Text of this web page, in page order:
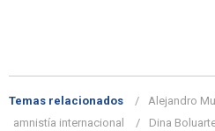
Temas relacionados
Alejandro
amnistía internacional
Dina